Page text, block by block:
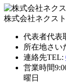
株式会社ネクス
代表者代表
所在地さい
連絡先TEL:
営業時間
曜日